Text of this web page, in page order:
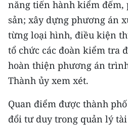
РУССКИЙ
ESPAÑOL
한국어
năng tiến hành kiểm đếm,
sản; xây dựng phương án
từng loại hình, điều kiện
tổ chức các đoàn kiểm tra
hoàn thiện phương án
Thành ủy xem xét.
Quan điểm được thành
đổi tư duy trong quản lý